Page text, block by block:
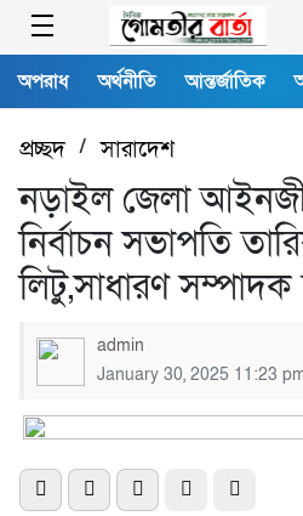
অপরাধ অর্থনীতি আন্তর্জাতিক
প্রচ্ছদ/সারাদেশ
নড়াইল জেলা
নির্বাচন সভাপতি
লিটু,সাধারণ
admin
January 30, 2025 11:23